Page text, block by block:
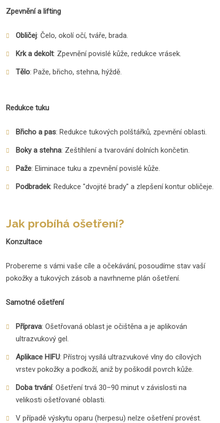
Zpevnění a lifting
Obličej: Čelo, okolí očí, tváře, brada.
Krk a dekolt: Zpevnění povislé kůže, redukce vrásek.
Tělo: Paže, břicho, stehna, hýždě.
Redukce tuku
Břicho a pas: Redukce tukových polštářků, zpevnění oblasti.
Boky a stehna: Zeštíhlení a tvarování dolních končetin.
Paže: Eliminace tuku a zpevnění povislé kůže.
Podbradek: Redukce "dvojité brady" a zlepšení kontur obličeje.
Jak probíhá ošetření?
Konzultace
Probereme s vámi vaše cíle a očekávání, posoudíme stav vaší
pokožky a tukových zásob a navrhneme plán ošetření.
Samotné ošetření
Příprava: Ošetřovaná oblast je očištěna a je aplikován
ultrazvukový gel.
Aplikace HIFU: Přístroj vysílá ultrazvukové vlny do cílových
vrstev pokožky a podkoží, aniž by poškodil povrch kůže.
Doba trvání: Ošetření trvá 30–90 minut v závislosti na
velikosti ošetřované oblasti.
V případě výskytu oparu (herpesu) nelze ošetření provést.